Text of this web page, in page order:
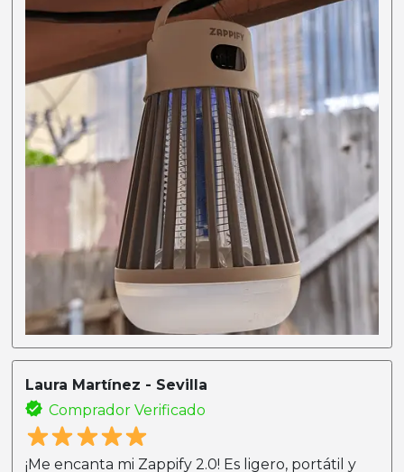
Laura Martínez - Sevilla
Comprador Verificado
¡Me encanta mi Zappify 2.0! Es ligero, portátil y